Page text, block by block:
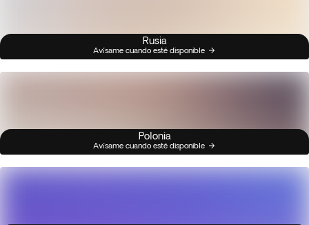
Rusia
Avísame cuando esté disponible
Polonia
Avísame cuando esté disponible